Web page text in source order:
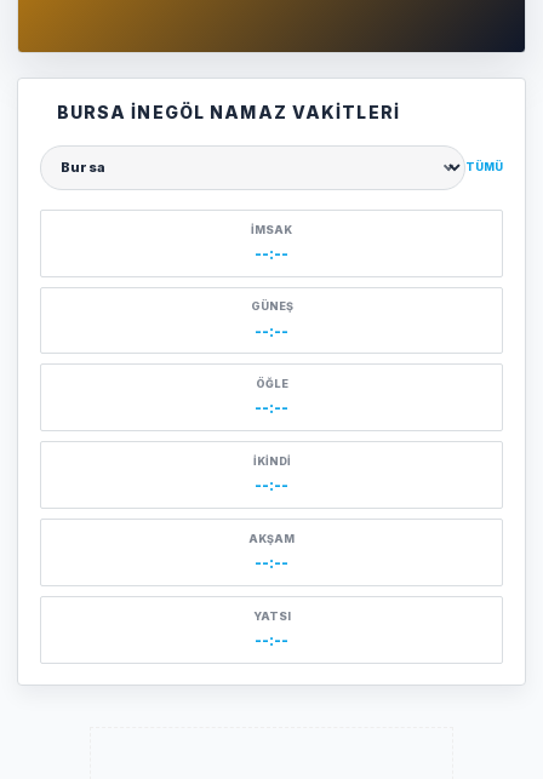
BURSA İNEGÖL NAMAZ VAKITLERI
Şehir seçin
TÜMÜ
İMSAK
--:--
GÜNEŞ
--:--
ÖĞLE
--:--
İKINDI
--:--
AKŞAM
--:--
YATSI
--:--